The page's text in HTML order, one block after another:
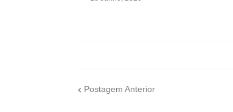
Postagem Anterior